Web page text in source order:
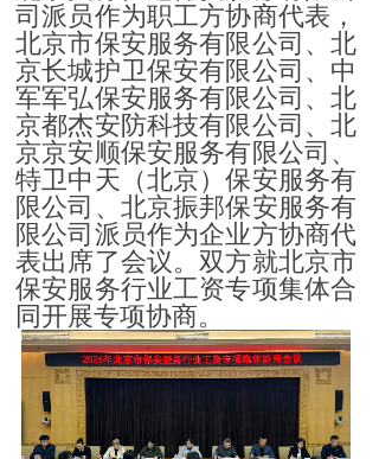
司派员作为职工方协商代表，
北京市保安服务有限公司、北
京长城护卫保安有限公司、中
军军弘保安服务有限公司、北
京都杰安防科技有限公司、北
京京安顺保安服务有限公司、
特卫中天（北京）保安服务有
限公司、北京振邦保安服务有
限公司派员作为企业方协商代
表出席了会议。双方就北京市
保安服务行业工资专项集体合
同开展专项协商。